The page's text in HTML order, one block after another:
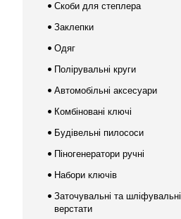
Скоби для степлера
Заклепки
Одяг
Полірувальні круги
Автомобільні аксесуари
Комбіновані ключі
Будівельні пилососи
Піногенератори ручні
Набори ключів
Заточувальні та шліфувальні
верстати